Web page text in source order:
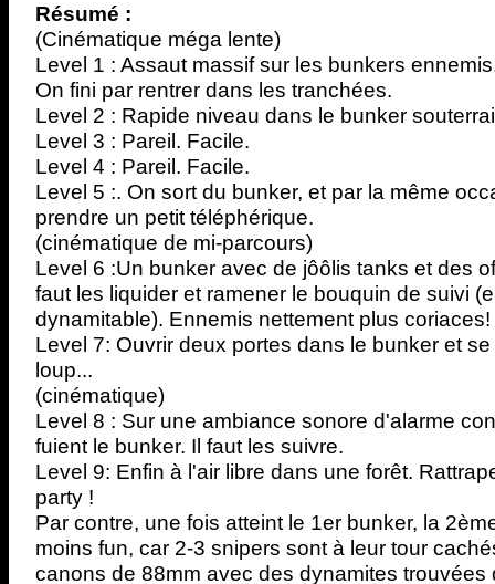
Résumé :
(Cinématique méga lente)
Level 1 : Assaut massif sur les bunkers
On fini par rentrer dans les tranchées.
Level 2 : Rapide niveau dans le bunker
Level 3 : Pareil. Facile.
Level 4 : Pareil. Facile.
Level 5 :. On sort du bunker, et par la même
prendre un petit téléphérique.
(cinématique de mi-parcours)
Level 6 :Un bunker avec de jôôlis tanks et des
faut les liquider et ramener le bouquin de suivi
dynamitable). Ennemis nettement plus coriaces!
Level 7: Ouvrir deux portes dans le bunker et
loup...
(cinématique)
Level 8 : Sur une ambiance sonore d'alarme
fuient le bunker. Il faut les suivre.
Level 9: Enfin à l'air libre dans une forêt.
party !
Par contre, une fois atteint le 1er bunker, la
moins fun, car 2-3 snipers sont à leur tour
canons de 88mm avec des dynamites trouvées